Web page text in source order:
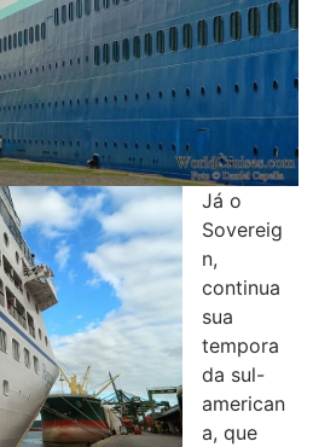
Já o
Sovereig
n,
continua
sua
tempora
da sul-
american
a, que